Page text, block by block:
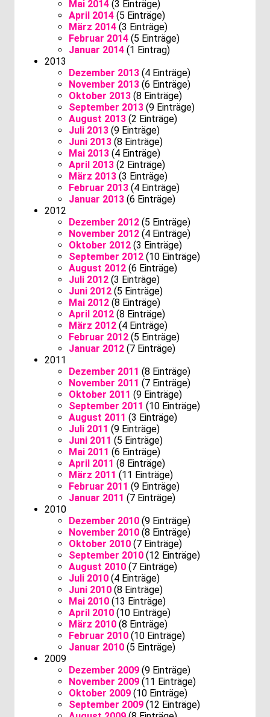
Mai 2014 (3 Einträge)
April 2014 (5 Einträge)
März 2014 (3 Einträge)
Februar 2014 (5 Einträge)
Januar 2014 (1 Eintrag)
2013
Dezember 2013 (4 Einträge)
November 2013 (6 Einträge)
Oktober 2013 (8 Einträge)
September 2013 (9 Einträge)
August 2013 (2 Einträge)
Juli 2013 (9 Einträge)
Juni 2013 (8 Einträge)
Mai 2013 (4 Einträge)
April 2013 (2 Einträge)
März 2013 (3 Einträge)
Februar 2013 (4 Einträge)
Januar 2013 (6 Einträge)
2012
Dezember 2012 (5 Einträge)
November 2012 (4 Einträge)
Oktober 2012 (3 Einträge)
September 2012 (10 Einträge)
August 2012 (6 Einträge)
Juli 2012 (3 Einträge)
Juni 2012 (5 Einträge)
Mai 2012 (8 Einträge)
April 2012 (8 Einträge)
März 2012 (4 Einträge)
Februar 2012 (5 Einträge)
Januar 2012 (7 Einträge)
2011
Dezember 2011 (8 Einträge)
November 2011 (7 Einträge)
Oktober 2011 (9 Einträge)
September 2011 (10 Einträge)
August 2011 (3 Einträge)
Juli 2011 (9 Einträge)
Juni 2011 (5 Einträge)
Mai 2011 (6 Einträge)
April 2011 (8 Einträge)
März 2011 (11 Einträge)
Februar 2011 (9 Einträge)
Januar 2011 (7 Einträge)
2010
Dezember 2010 (9 Einträge)
November 2010 (8 Einträge)
Oktober 2010 (7 Einträge)
September 2010 (12 Einträge)
August 2010 (7 Einträge)
Juli 2010 (4 Einträge)
Juni 2010 (8 Einträge)
Mai 2010 (13 Einträge)
April 2010 (10 Einträge)
März 2010 (8 Einträge)
Februar 2010 (10 Einträge)
Januar 2010 (5 Einträge)
2009
Dezember 2009 (9 Einträge)
November 2009 (11 Einträge)
Oktober 2009 (10 Einträge)
September 2009 (12 Einträge)